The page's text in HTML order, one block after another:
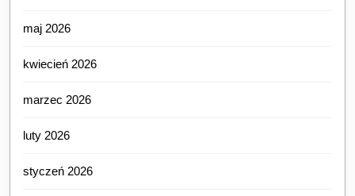
maj 2026
kwiecień 2026
marzec 2026
luty 2026
styczeń 2026